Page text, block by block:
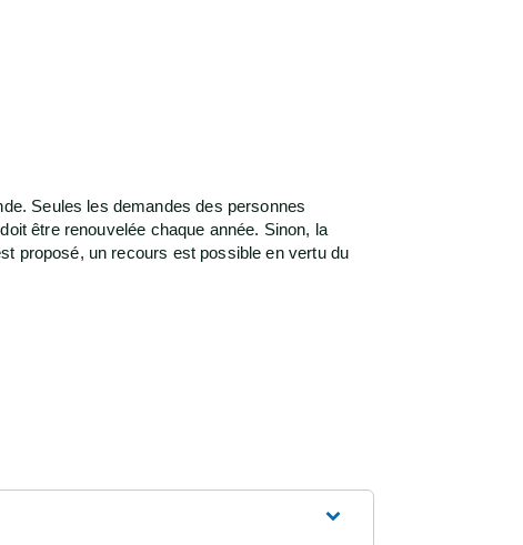
Seules les demandes des personnes
être renouvelée chaque année. Sinon, la
proposé, un recours est possible en vertu du